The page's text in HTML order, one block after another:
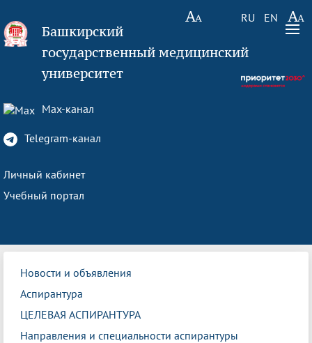
RU EN
Башкирский
государственный медицинский
университет
Max-канал
Telegram-канал
Личный кабинет
Учебный портал
Новости и объявления
Аспирантура
ЦЕЛЕВАЯ АСПИРАНТУРА
Направления и специальности аспирантуры